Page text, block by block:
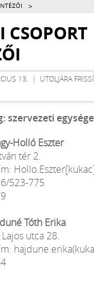
>
CSOPORT
13. | UTOLJÁRA
szervezeti
Holló Eszter
tér 2.
523-775
Tóth Erika
utca 28.